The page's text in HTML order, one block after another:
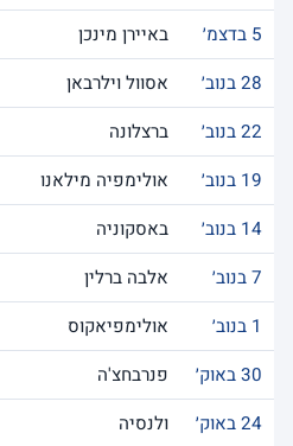
5 בדצמ׳
באיירן מינכן
28 בנוב׳
אסוול וילרבאן
22 בנוב׳
ברצלונה
19 בנוב׳
אולימפיה מילאנו
14 בנוב׳
באסקוניה
7 בנוב׳
אלבה ברלין
1 בנוב׳
אולימפיאקוס
30 באוק׳
פנרבחצ'ה
24 באוק׳
ולנסיה